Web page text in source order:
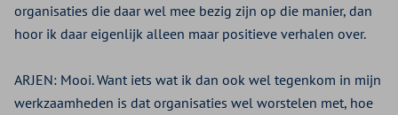
organisaties die daar wel mee bezig zijn op die manier, dan
hoor ik daar eigenlijk alleen maar positieve verhalen over.
ARJEN: Mooi. Want iets wat ik dan ook wel tegenkom in mijn
werkzaamheden is dat organisaties wel worstelen met, hoe